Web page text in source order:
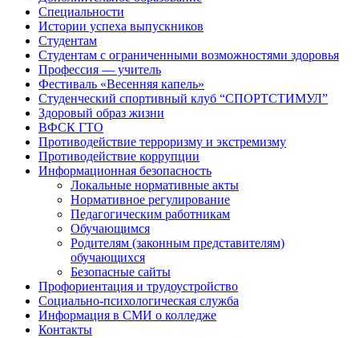
Специальности
Истории успеха выпускников
Студентам
Студентам с ограниченными возможностями здоровья
Профессия — учитель
Фестиваль «Весенняя капель»
Студенческий спортивный клуб “СПОРТСТИМУЛ”
Здоровый образ жизни
ВФСК ГТО
Противодействие терроризму и экстремизму
Противодействие коррупции
Информационная безопасность
Локальные нормативные акты
Нормативное регулирование
Педагогическим работникам
Обучающимся
Родителям (законным представителям)
обучающихся
Безопасные сайты
Профориентация и трудоустройство
Социально-психологическая служба
Информация в СМИ о колледже
Контакты